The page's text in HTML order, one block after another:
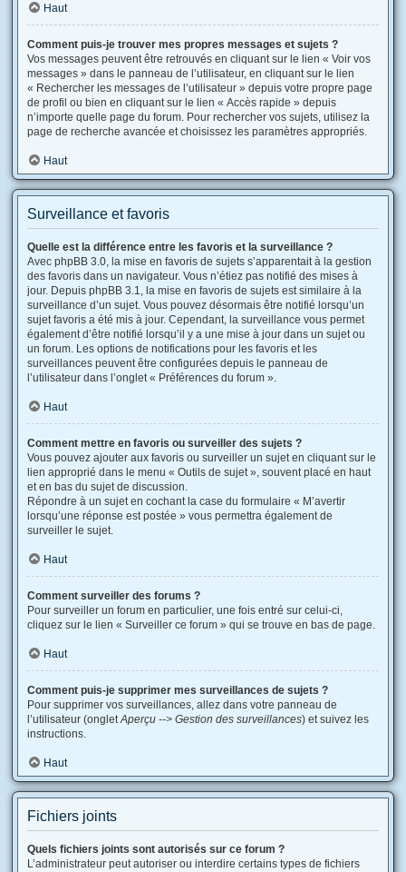
Haut
Comment puis-je trouver mes propres messages et sujets ?
Vos messages peuvent être retrouvés en cliquant sur le lien « Voir vos
messages » dans le panneau de l’utilisateur, en cliquant sur le lien
« Rechercher les messages de l’utilisateur » depuis votre propre page
de profil ou bien en cliquant sur le lien « Accès rapide » depuis
n’importe quelle page du forum. Pour rechercher vos sujets, utilisez la
page de recherche avancée et choisissez les paramètres appropriés.
Haut
Surveillance et favoris
Quelle est la différence entre les favoris et la surveillance ?
Avec phpBB 3.0, la mise en favoris de sujets s’apparentait à la gestion
des favoris dans un navigateur. Vous n’étiez pas notifié des mises à
jour. Depuis phpBB 3.1, la mise en favoris de sujets est similaire à la
surveillance d’un sujet. Vous pouvez désormais être notifié lorsqu’un
sujet favoris a été mis à jour. Cependant, la surveillance vous permet
également d’être notifié lorsqu’il y a une mise à jour dans un sujet ou
un forum. Les options de notifications pour les favoris et les
surveillances peuvent être configurées depuis le panneau de
l’utilisateur dans l’onglet « Préférences du forum ».
Haut
Comment mettre en favoris ou surveiller des sujets ?
Vous pouvez ajouter aux favoris ou surveiller un sujet en cliquant sur le
lien approprié dans le menu « Outils de sujet », souvent placé en haut
et en bas du sujet de discussion.
Répondre à un sujet en cochant la case du formulaire « M’avertir
lorsqu’une réponse est postée » vous permettra également de
surveiller le sujet.
Haut
Comment surveiller des forums ?
Pour surveiller un forum en particulier, une fois entré sur celui-ci,
cliquez sur le lien « Surveiller ce forum » qui se trouve en bas de page.
Haut
Comment puis-je supprimer mes surveillances de sujets ?
Pour supprimer vos surveillances, allez dans votre panneau de
l’utilisateur (ongletAperçu --> Gestion des surveillances) et suivez les
instructions.
Haut
Fichiers joints
Quels fichiers joints sont autorisés sur ce forum ?
L’administrateur peut autoriser ou interdire certains types de fichiers